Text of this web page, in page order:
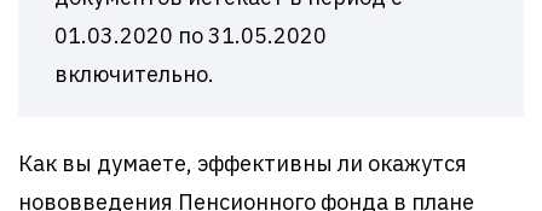
01.03.2020 по 31.05.2020
включительно.
Как вы думаете, эффективны ли окажутся
нововведения Пенсионного фонда в плане